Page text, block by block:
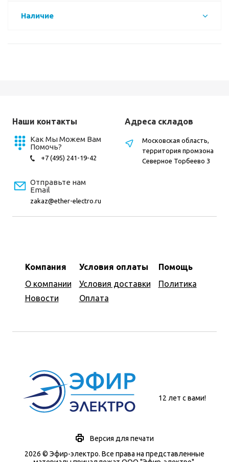
Наличие
Наши контакты
Как Мы Можем Вам
Помочь?
+7 (495) 241-19-42
Отправьте нам
Email
zakaz@ether-electro.ru
Компания
О компании
Новости
Условия оплаты
Условия доставки
Оплата
Помощь
Политика
Адреса складов
Московская область,
территория промзона
Северное Торбеево 3
12 лет с вами!
Версия для печати
2026 © Эфир-электро. Все права на представленные